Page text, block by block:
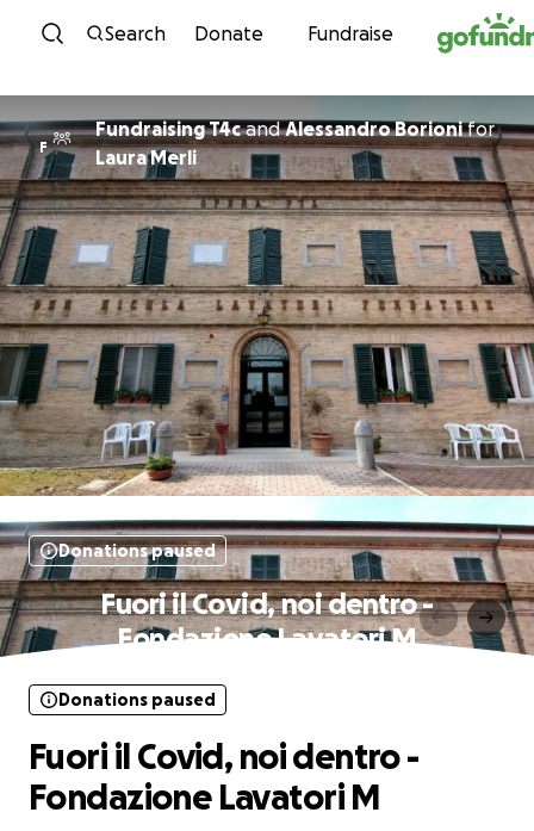
Skip to content
Search Donate Fundraise
F
Fundraising T4candAlessandro Borionifor
Laura Merli
Donations paused
Fuori il Covid, noi dentro -
Fondazione Lavatori M
Donations paused
Fuori il Covid, noi dentro -
Fondazione Lavatori M